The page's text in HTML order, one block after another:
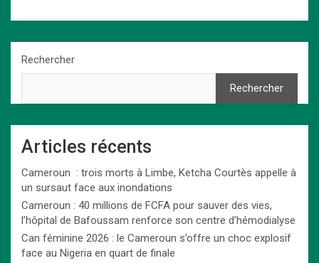
Rechercher
Rechercher
Articles récents
Cameroun : trois morts à Limbe, Ketcha Courtès appelle à
un sursaut face aux inondations
Cameroun : 40 millions de FCFA pour sauver des vies,
l’hôpital de Bafoussam renforce son centre d’hémodialyse
Can féminine 2026 : le Cameroun s’offre un choc explosif
face au Nigeria en quart de finale